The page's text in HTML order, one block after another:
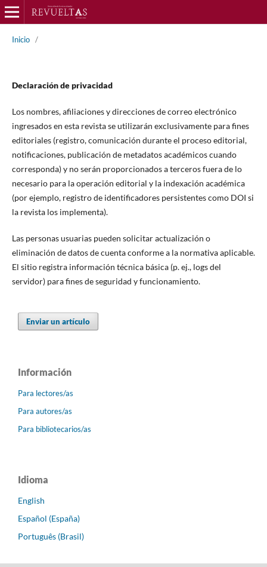
Inicio /
Declaración de privacidad
Los nombres, afiliaciones y direcciones de correo electrónico
ingresados en esta revista se utilizarán exclusivamente para fines
editoriales (registro, comunicación durante el proceso editorial,
notificaciones, publicación de metadatos académicos cuando
corresponda) y no serán proporcionados a terceros fuera de lo
necesario para la operación editorial y la indexación académica
(por ejemplo, registro de identificadores persistentes como DOI si
la revista los implementa).
Las personas usuarias pueden solicitar actualización o
eliminación de datos de cuenta conforme a la normativa aplicable.
El sitio registra información técnica básica (p. ej., logs del
servidor) para fines de seguridad y funcionamiento.
Enviar un artículo
Información
Para lectores/as
Para autores/as
Para bibliotecarios/as
Idioma
English
Español (España)
Português (Brasil)